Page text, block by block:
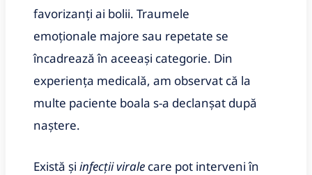
favorizanți ai bolii. Traumele
emoționale majore sau repetate se
încadrează în aceeași categorie. Din
experiența medicală, am observat că la
multe paciente boala s-a declanșat după
naștere.
Există și infecții virale care pot interveni în